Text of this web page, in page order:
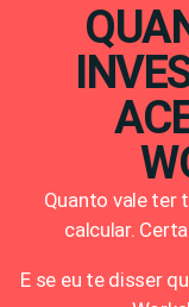
Quanto vale ter
calcular.
E se eu te disser